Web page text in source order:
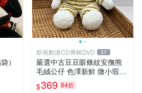
）
影視動漫CD專輯DVD 57
嚴選中古豆豆眼條紋安撫熊
毛絨公仔 色澤新鮮 微小瑕疵
可收藏 中古 安撫熊 條紋公仔
$369 84折